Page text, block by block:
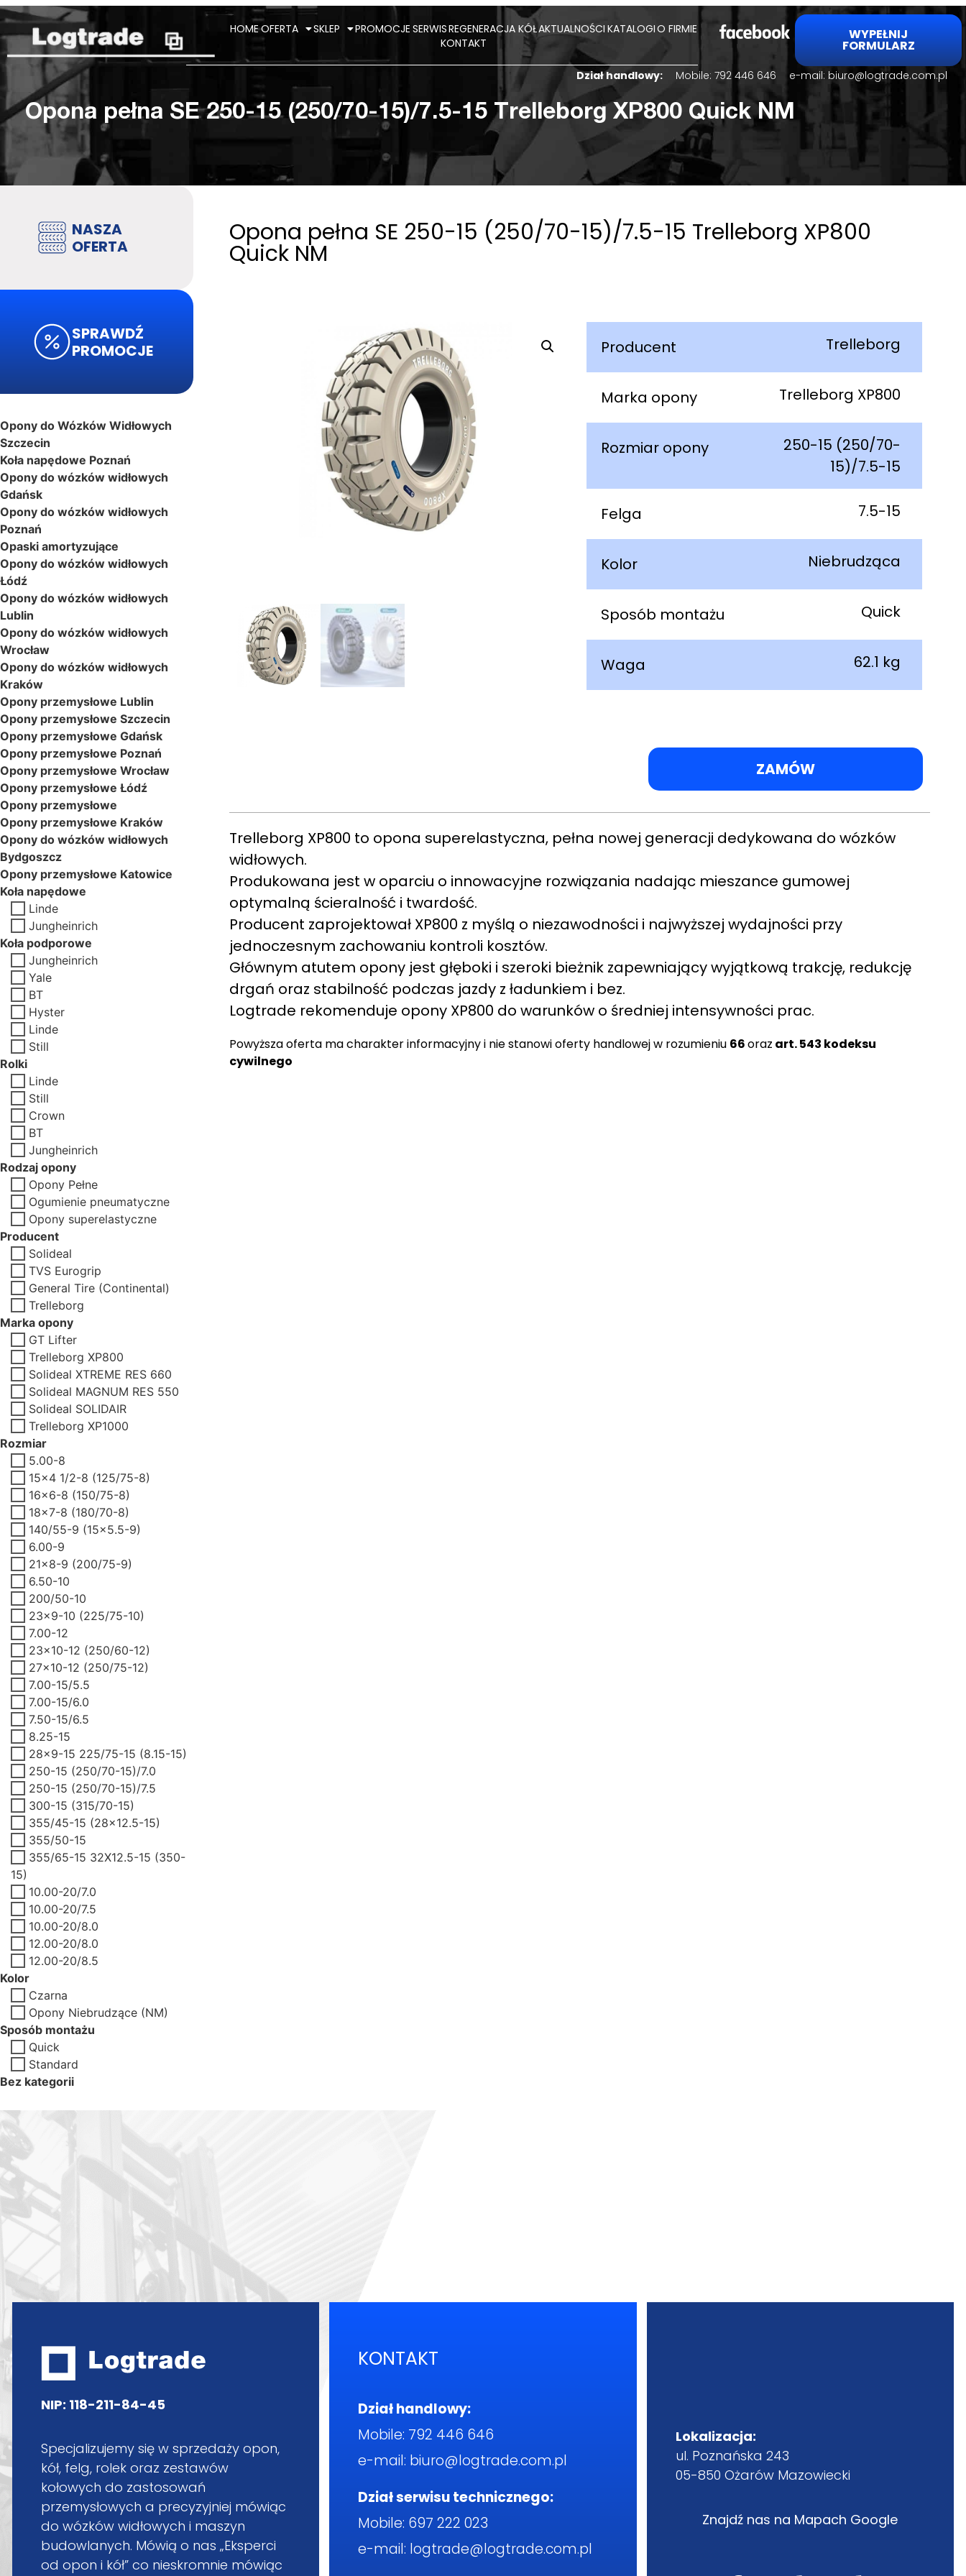
HOMEOFERTA SKLEP PROMOCJE SERWISREGENERACJA KÓŁAKTUALNOŚCI KATALOGIO FIRMIE
KONTAKT
WYPEŁNIJ
FORMULARZ
Dział handlowy: Mobile: 792 446 646 e-mail: biuro@logtrade.com.pl
Opona pełna SE 250-15 (250/70-15)/7.5-15 Trelleborg XP800 Quick NM
NASZA
OFERTA
SPRAWDŹ
PROMOCJE
Opony do Wózków Widłowych
Szczecin
Koła napędowe Poznań
Opony do wózków widłowych
Gdańsk
Opony do wózków widłowych
Poznań
Opaski amortyzujące
Opony do wózków widłowych
Łódź
Opony do wózków widłowych
Lublin
Opony do wózków widłowych
Wrocław
Opony do wózków widłowych
Kraków
Opony przemysłowe Lublin
Opony przemysłowe Szczecin
Opony przemysłowe Gdańsk
Opony przemysłowe Poznań
Opony przemysłowe Wrocław
Opony przemysłowe Łódź
Opony przemysłowe
Opony przemysłowe Kraków
Opony do wózków widłowych
Bydgoszcz
Opony przemysłowe Katowice
Koła napędowe
Linde
Jungheinrich
Koła podporowe
Jungheinrich
Yale
BT
Hyster
Linde
Still
Rolki
Linde
Still
Crown
BT
Jungheinrich
Rodzaj opony
Opony Pełne
Ogumienie pneumatyczne
Opony superelastyczne
Producent
Solideal
TVS Eurogrip
General Tire (Continental)
Trelleborg
Marka opony
GT Lifter
Trelleborg XP800
Solideal XTREME RES 660
Solideal MAGNUM RES 550
Solideal SOLIDAIR
Trelleborg XP1000
Rozmiar
5.00-8
15x4 1/2-8 (125/75-8)
16x6-8 (150/75-8)
18x7-8 (180/70-8)
140/55-9 (15x5.5-9)
6.00-9
21x8-9 (200/75-9)
6.50-10
200/50-10
23x9-10 (225/75-10)
7.00-12
23x10-12 (250/60-12)
27x10-12 (250/75-12)
7.00-15/5.5
7.00-15/6.0
7.50-15/6.5
8.25-15
28x9-15 225/75-15 (8.15-15)
250-15 (250/70-15)/7.0
250-15 (250/70-15)/7.5
300-15 (315/70-15)
355/45-15 (28x12.5-15)
355/50-15
355/65-15 32X12.5-15 (350-
15)
10.00-20/7.0
10.00-20/7.5
10.00-20/8.0
12.00-20/8.0
12.00-20/8.5
Kolor
Czarna
Opony Niebrudzące (NM)
Sposób montażu
Quick
Standard
Bez kategorii
Opona pełna SE 250-15 (250/70-15)/7.5-15 Trelleborg XP800
Quick NM
Producent Trelleborg
Marka opony Trelleborg XP800
Rozmiar opony
250-15 (250/70-
15)/7.5-15
Felga 7.5-15
Kolor Niebrudząca
Sposób montażu Quick
Waga 62.1 kg
ZAMÓW
Trelleborg XP800 to opona superelastyczna, pełna nowej generacji dedykowana do wózków
widłowych.
Produkowana jest w oparciu o innowacyjne rozwiązania nadając mieszance gumowej
optymalną ścieralność i twardość.
Producent zaprojektował XP800 z myślą o niezawodności i najwyższej wydajności przy
jednoczesnym zachowaniu kontroli kosztów.
Głównym atutem opony jest głęboki i szeroki bieżnik zapewniający wyjątkową trakcję, redukcję
drgań oraz stabilność podczas jazdy z ładunkiem i bez.
Logtrade rekomenduje opony XP800 do warunków o średniej intensywności prac.
Powyższa oferta ma charakter informacyjny i nie stanowi oferty handlowej w rozumieniu 66oraz art. 543 kodeksu
cywilnego
NIP: 118-211-84-45
Specjalizujemy się w sprzedaży opon,
kół, felg, rolek oraz zestawów
kołowych do zastosowań
przemysłowych a precyzyjniej mówiąc
do wózków widłowych i maszyn
budowlanych. Mówią o nas „Eksperci
od opon i kół” co nieskromnie mówiąc
KONTAKT
Dział handlowy:
Mobile: 792 446 646
e-mail: biuro@logtrade.com.pl
Dział serwisu technicznego:
Mobile: 697 222 023
e-mail: logtrade@logtrade.com.pl
Lokalizacja:
ul. Poznańska 243
05-850 Ożarów Mazowiecki
Znajdź nas na Mapach Google